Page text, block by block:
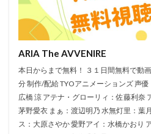
翠準子
船木誠勝 肝付
能年玲奈
能戸隆 能登
腰繁男
臼木健士朗
舛田利雄
英国放送協会
萩本欽一
菊地凛子 菊
菊地美香
菊池こころ
菜々緒
菱田正和 萩原
ARIA The AVVENIRE
本日からまで無料！ ３１日間無料で動
分 制作/配給 TYOアニメーションズ 声
広橋 涼 アテナ・グローリィ：佐藤利奈
茅野愛衣 まぁ：渡辺明乃 水無灯里：葉
ス：大原さやか 愛野アイ：水橋かおり